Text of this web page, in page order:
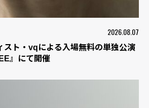
2026.08.07
スト・vqによる入場無料の単独公演
』にて開催